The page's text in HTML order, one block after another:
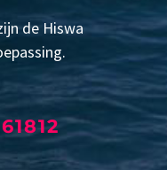
de Hiswa